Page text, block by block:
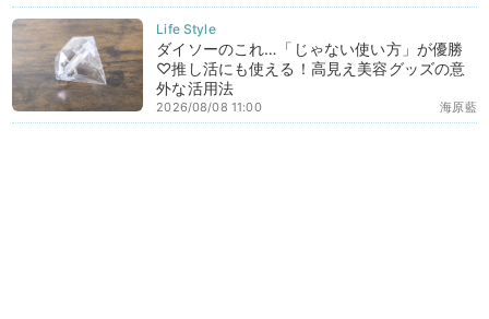
ダイソーのこれ…「じゃない使い方」が優勝
♡推し活にも使える！高見え美容グッズの意
外な活用法
海原藍
2026/08/08 11:00